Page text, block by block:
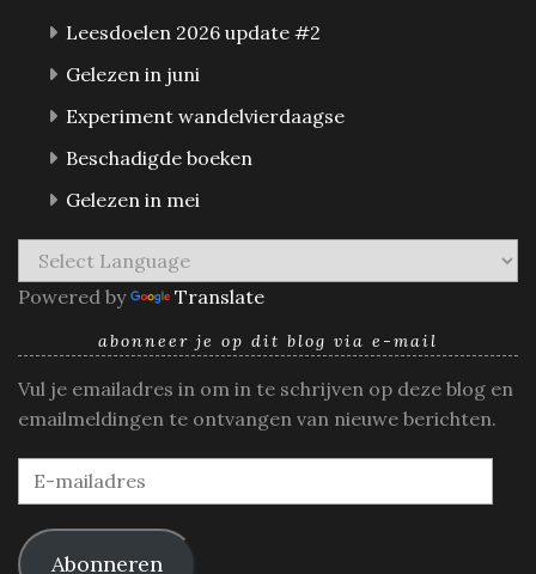
Leesdoelen 2026 update #2
Gelezen in juni
Experiment wandelvierdaagse
Beschadigde boeken
Gelezen in mei
Powered by Translate
abonneer je op dit blog via e-mail
Vul je emailadres in om in te schrijven op deze blog en
emailmeldingen te ontvangen van nieuwe berichten.
E-
mailadres
Abonneren